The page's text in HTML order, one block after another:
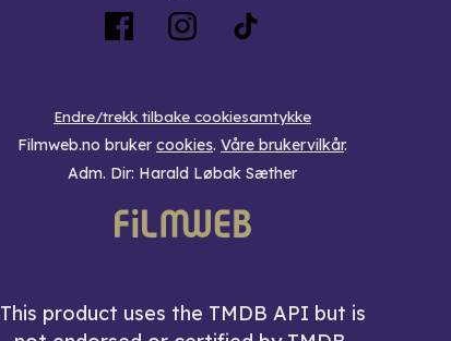
Endre/trekk tilbake cookiesamtykke
Filmweb.no bruker cookies. Våre brukervilkår.
Adm. Dir: Harald Løbak Sæther
This product uses the TMDB API but is